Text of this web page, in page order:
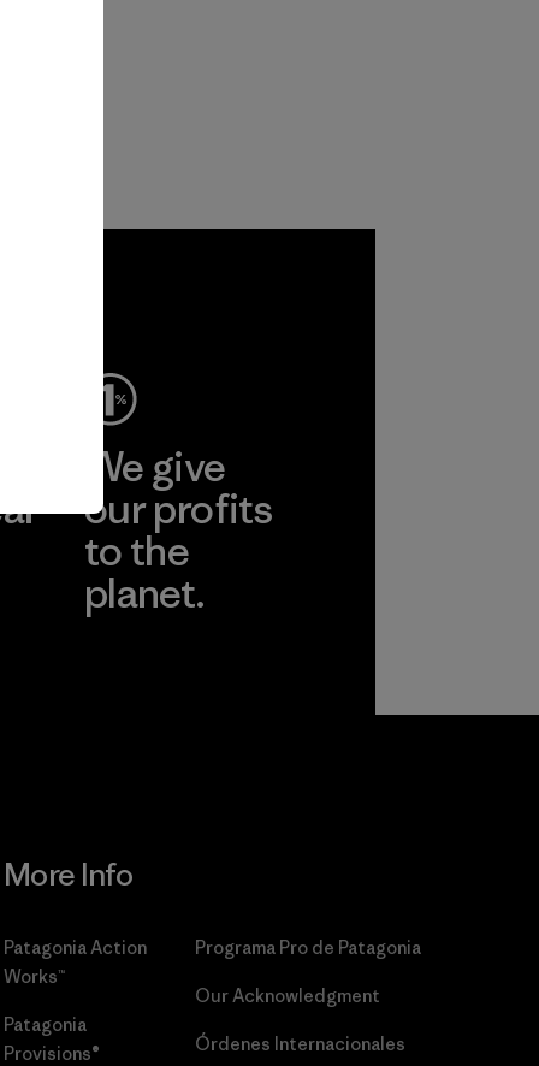
We give
our profits
to the
planet.
More Info
Patagonia Action
Works™
Patagonia
Provisions®
Programa Pro de Patagonia
Our Acknowledgment
Órdenes Internacionales